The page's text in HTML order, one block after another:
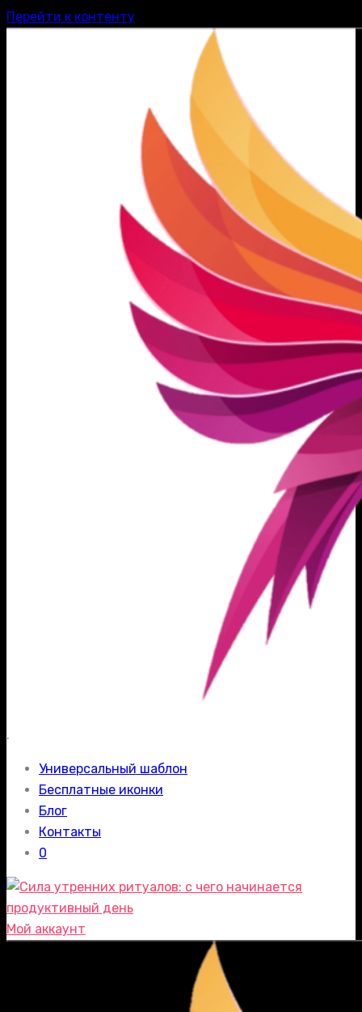
Перейти к контенту
.
Универсальный шаблон
Бесплатные иконки
Блог
Контакты
0
Мой аккаунт